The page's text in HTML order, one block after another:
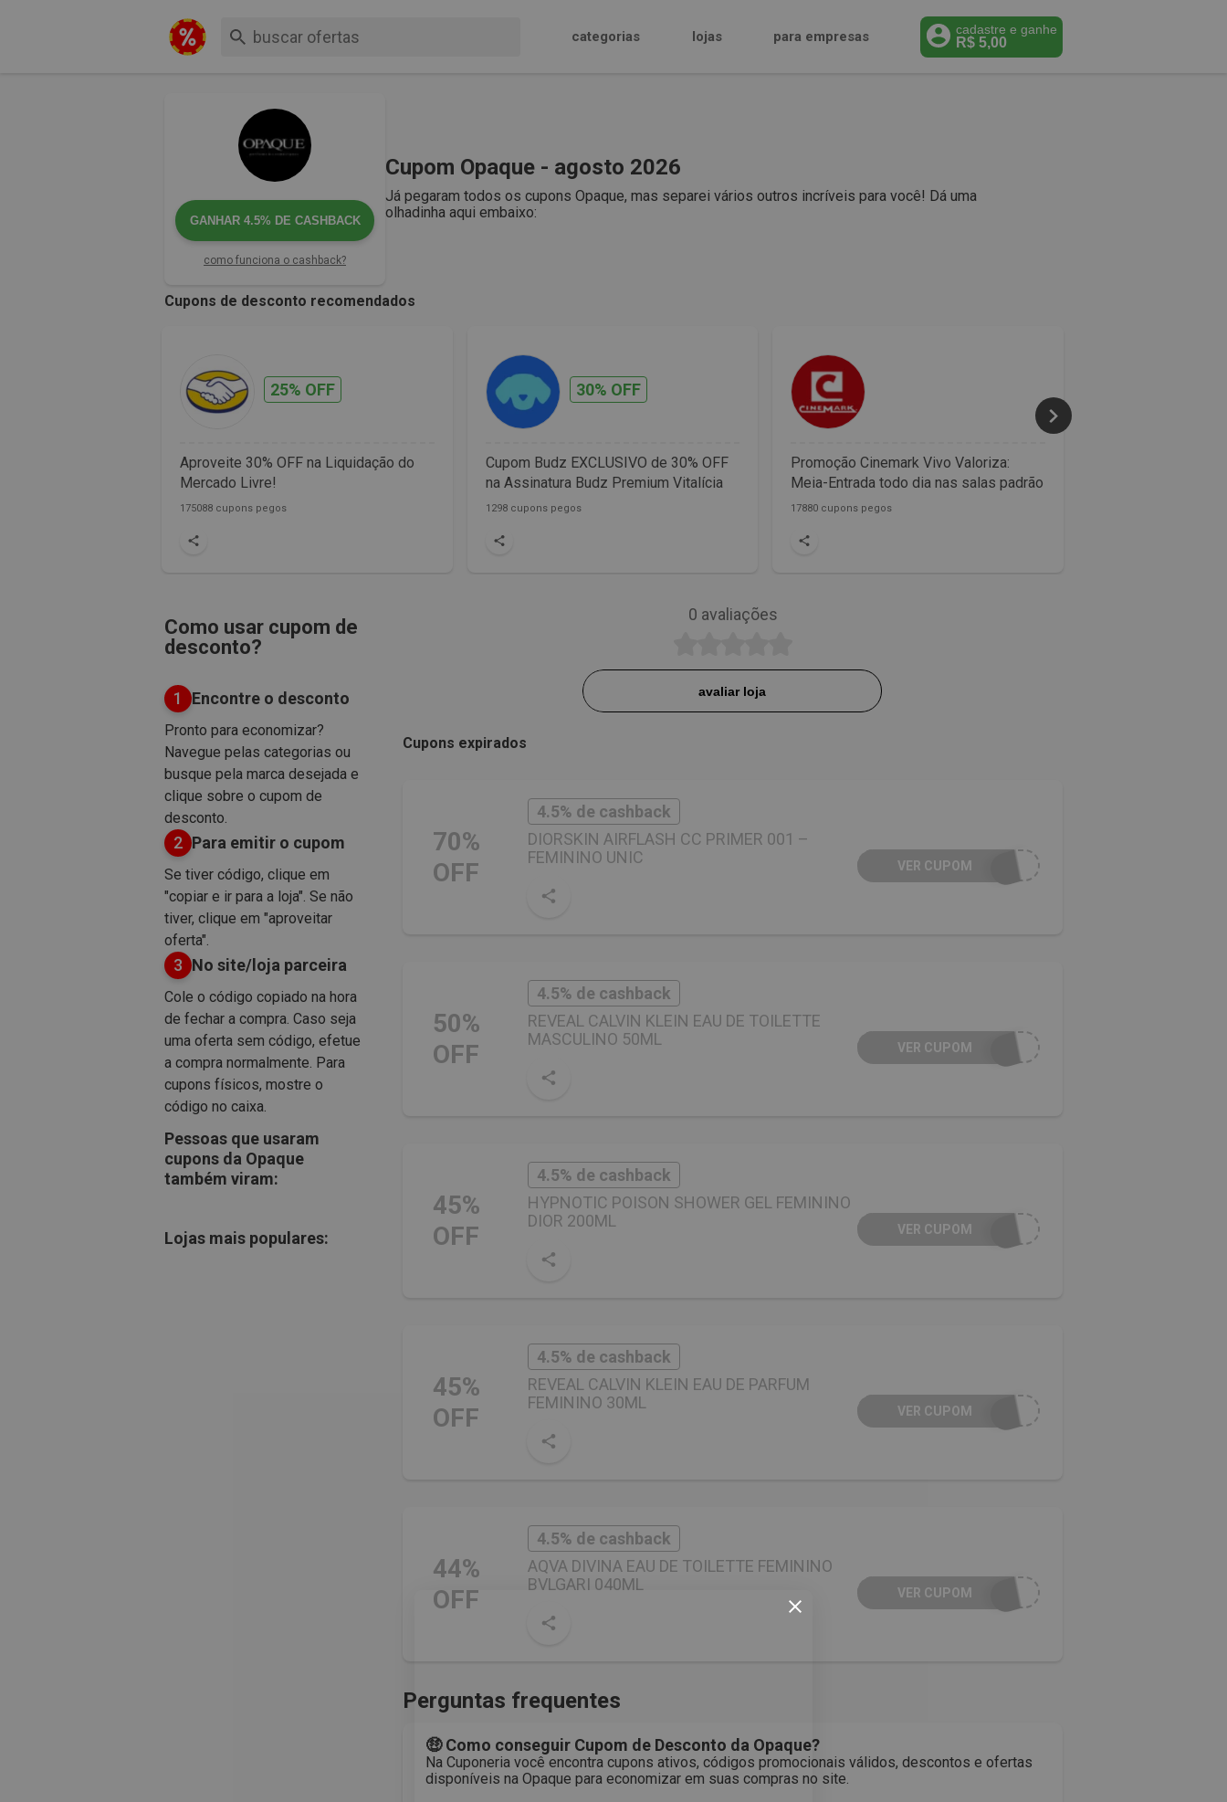
categorias lojas para empresas cadastre e ganhe
R$ 5,00
GANHAR 4.5% DE CASHBACK
como funciona o cashback?
Cupom Opaque - agosto 2026
Já pegaram todos os cupons Opaque, mas separei vários outros incríveis para você! Dá uma
olhadinha aqui embaixo:
Cupons de desconto recomendados
25% OFF
Aproveite 30% OFF na Liquidação do
Mercado Livre!
175088 cupons pegos
30% OFF
Cupom Budz EXCLUSIVO de 30% OFF
na Assinatura Budz Premium Vitalícia
1298 cupons pegos
Promoção Cinemark Vivo Valoriza:
Meia-Entrada todo dia nas salas padrão
17880 cupons pegos
Como usar cupom de
desconto?
1 Encontre o desconto
Pronto para economizar?
Navegue pelas categorias ou
busque pela marca desejada e
clique sobre o cupom de
desconto.
2 Para emitir o cupom
Se tiver código, clique em
"copiar e ir para a loja". Se não
tiver, clique em "aproveitar
oferta".
3 No site/loja parceira
Cole o código copiado na hora
de fechar a compra. Caso seja
uma oferta sem código, efetue
a compra normalmente. Para
cupons físicos, mostre o
código no caixa.
Pessoas que usaram
cupons da Opaque
também viram:
Lojas mais populares:
0 avaliações
avaliar loja
Cupons expirados
70%
OFF
4.5% de cashback
DIORSKIN AIRFLASH CC PRIMER 001 –
FEMININO UNIC
VER CUPOM
50%
OFF
4.5% de cashback
REVEAL CALVIN KLEIN EAU DE TOILETTE
MASCULINO 50ML
VER CUPOM
45%
OFF
4.5% de cashback
HYPNOTIC POISON SHOWER GEL FEMININO
DIOR 200ML
VER CUPOM
45%
OFF
4.5% de cashback
REVEAL CALVIN KLEIN EAU DE PARFUM
FEMININO 30ML
VER CUPOM
44%
OFF
4.5% de cashback
AQVA DIVINA EAU DE TOILETTE FEMININO
BVLGARI 040ML
VER CUPOM
Perguntas frequentes
🤑 Como conseguir Cupom de Desconto da Opaque?
Na Cuponeria você encontra cupons ativos, códigos promocionais válidos, descontos e ofertas
disponíveis na Opaque para economizar em suas compras no site.